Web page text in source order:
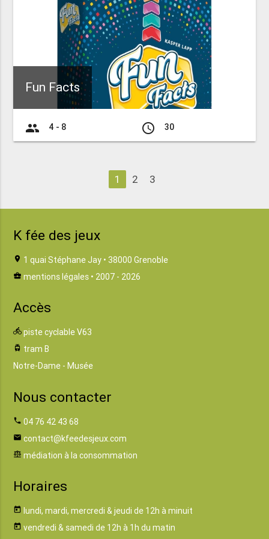
Fun Facts
group 4 - 8 access_time 30
1 2 3
K fée des jeux
location_on 1 quai Stéphane Jay • 38000 Grenoble
business_center mentions légales • 2007 - 2026
Accès
directions_bike piste cyclable V63
tram tram B
Notre-Dame - Musée
Nous contacter
phone 04 76 42 43 68
email contact@kfeedesjeux.com
balance médiation à la consommation
Horaires
today lundi, mardi, mercredi & jeudi de 12h à minuit
today vendredi & samedi de 12h à 1h du matin